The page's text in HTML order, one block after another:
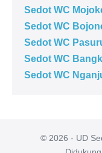
Sedot WC
Sedot WC
Sedot WC
Sedot WC
Sedot WC
© 2026 - UD